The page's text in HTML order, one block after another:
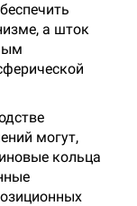
а шток
могут,
кольца